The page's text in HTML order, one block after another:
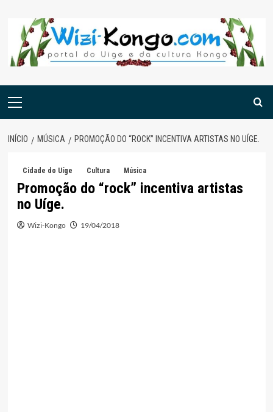
content
Menu
INÍCIO MÚSICA PROMOÇÃO DO “ROCK” INCENTIVA ARTISTAS NO UÍGE.
Cidade do Uíge Cultura Música
Promoção do “rock” incentiva artistas
no Uíge.
Wizi-Kongo 19/04/2018